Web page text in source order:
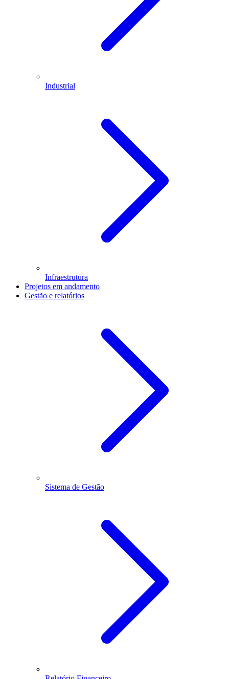
Industrial
Infraestrutura
Projetos em andamento
Gestão e relatórios
Sistema de Gestão